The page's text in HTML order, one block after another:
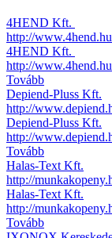
4HEND Kft.
http://www.4hend.hu
4HEND Kft.
http://www.4hend.hu
Tovább
Depiend-Pluss Kft.
http://
Depiend-Pluss Kft.
http://
Tovább
Halas-Text Kft.
http://
Halas-Text Kft.
http://
Tovább